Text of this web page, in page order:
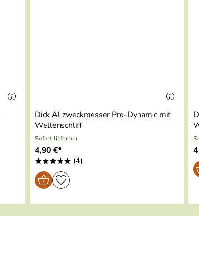
Dick Allzweckmesser Pro-Dynamic mit
Wellenschliff
Sofort lieferbar
4,90 €*
***** (4)